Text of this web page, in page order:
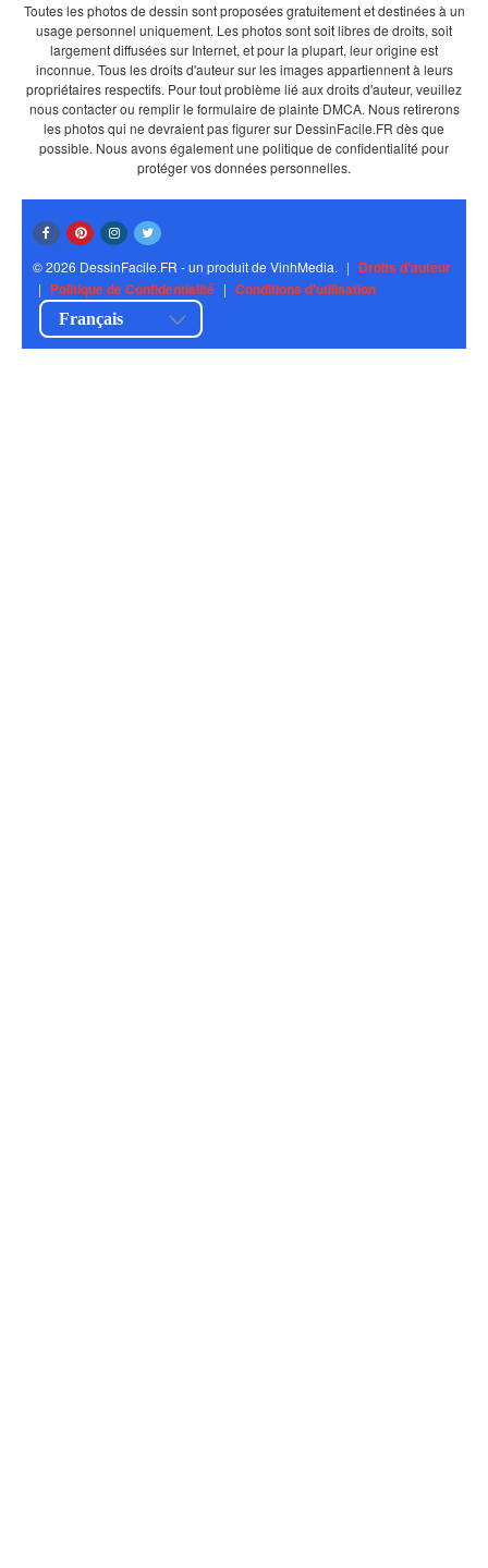
Toutes les photos de dessin sont proposées gratuitement et destinées à un
usage personnel uniquement. Les photos sont soit libres de droits, soit
largement diffusées sur Internet, et pour la plupart, leur origine est
inconnue. Tous les droits d'auteur sur les images appartiennent à leurs
propriétaires respectifs. Pour tout problème lié aux droits d'auteur, veuillez
nous contacter ou remplir le formulaire de plainte DMCA. Nous retirerons
les photos qui ne devraient pas figurer sur DessinFacile.FR dès que
possible. Nous avons également une politique de confidentialité pour
protéger vos données personnelles.
© 2026 DessinFacile.FR - un produit de VinhMedia. | Droits d'auteur
| Politique de Confidentialité | Conditions d'utilisation
Français